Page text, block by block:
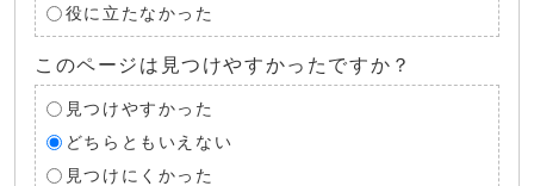
役に立たなかった
このページは見つけやすかったですか？
見つけやすかった
どちらともいえない
見つけにくかった